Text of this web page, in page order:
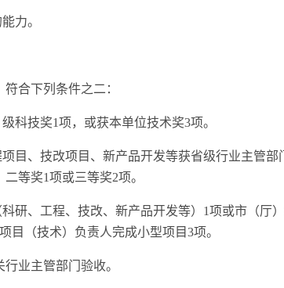
力。
合下列条件之二：
科技奖1项，或获本单位技术奖3项。
目、技改项目、新产品开发等获省级行业主管
等奖1项或三等奖2项。
研、工程、技改、新产品开发等）1项或市（厅
目（技术）负责人完成小型项目3项。
业主管部门验收。